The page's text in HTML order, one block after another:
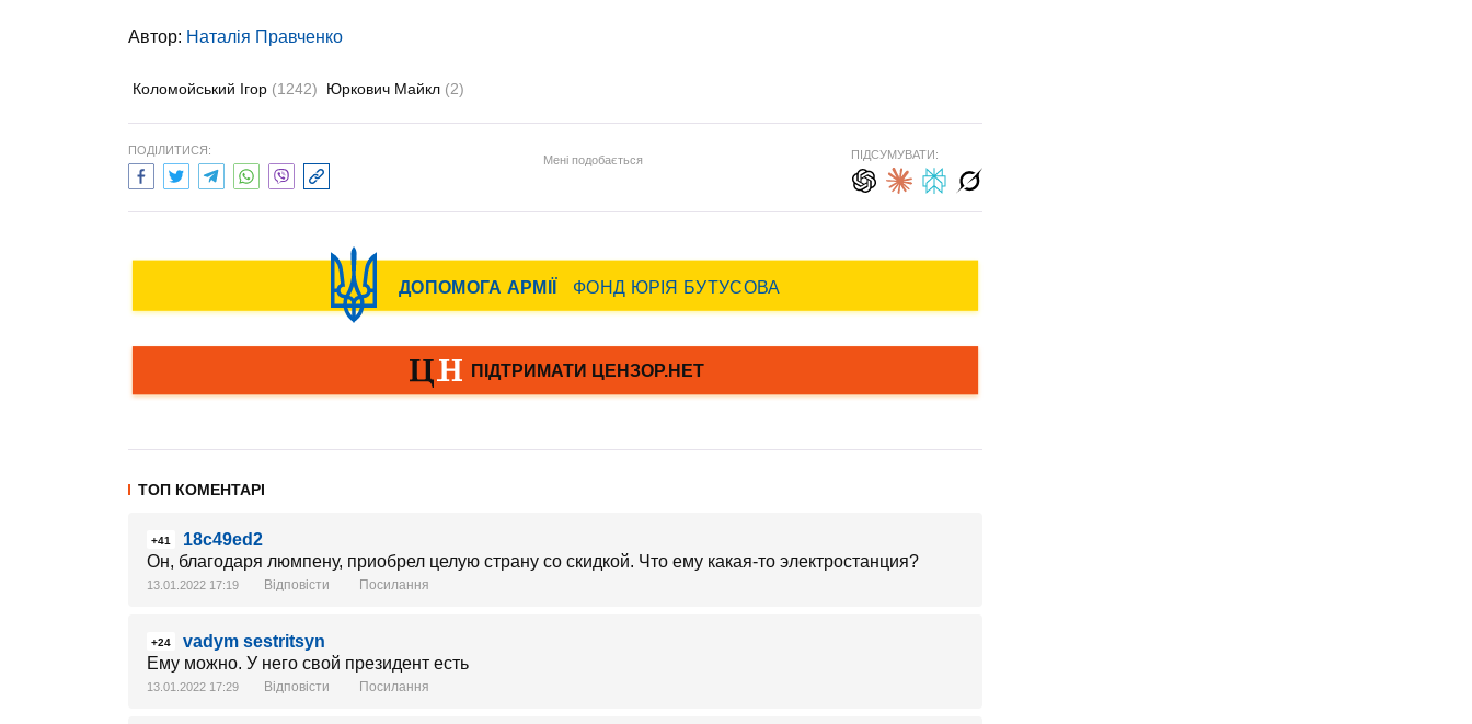
Автор: Наталія Правченко
Коломойський Ігор (1242) Юркович Майкл (2)
ПОДІЛИТИСЯ:
Мені подобається ПІДСУМУВАТИ:
ТОП КОМЕНТАРІ
+41
18c49ed2
Он, благодаря люмпену, приобрел целую страну со скидкой. Что ему какая-то электростанция?
13.01.2022 17:19 Відповісти Посилання
+24
vadym sestritsyn
Ему можно. У него свой президент есть
13.01.2022 17:29 Відповісти Посилання